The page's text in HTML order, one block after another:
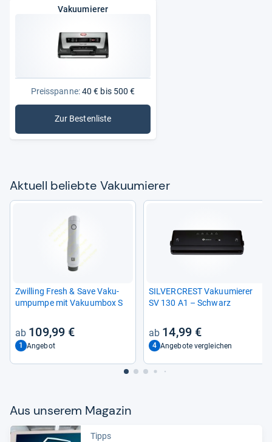
Vakuumierer
Preisspanne:40 € bis 500 €
Zur Bestenliste
: Vakuumierer
Aktu­ell beliebte Vaku­u­mie­rer
Zwil­ling Fresh & Save Vaku­
um­pumpe mit Vaku­um­box S
109,99 €
1 Angebot
SIL­VER­CREST Vaku­u­mie­rer
SV 130 A1 – Schwarz
14,99 €
4 Angebote vergleichen
Aus unse­rem Maga­zin
Tipps